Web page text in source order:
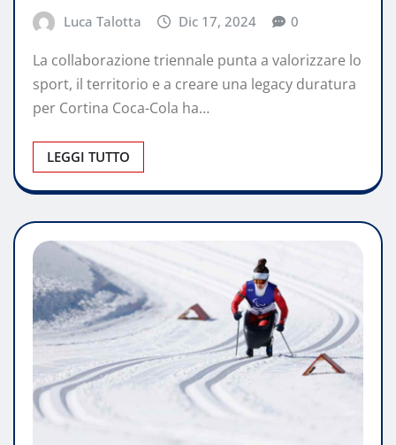
Luca Talotta Dic 17, 2024 0
La collaborazione triennale punta a valorizzare lo
sport, il territorio e a creare una legacy duratura
per Cortina Coca-Cola ha…
LEGGI TUTTO